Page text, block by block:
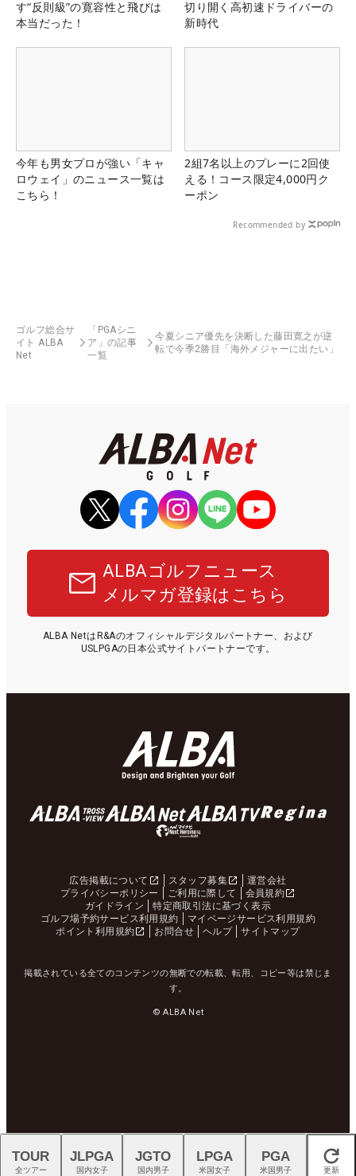
す“反則級”の寛容性と飛びは
本当だった！
切り開く高初速ドライバーの
新時代
今年も男女プロが強い「キャ
ロウェイ」のニュース一覧は
こちら！
2組7名以上のプレーに2回使
える！コース限定4,000円ク
ーポン
Recommended by
ゴルフ総合サ
イト ALBA
Net
「PGAシニ
ア」の記事
一覧
今夏シニア優先を決断した藤田寛之が逆
転で今季2勝目「海外メジャーに出たい」
ALBAゴルフニュース
メルマガ登録はこちら
ALBA NetはR&Aのオフィシャルデジタルパートナー、および
USLPGAの日本公式サイトパートナーです。
広告掲載について スタッフ募集
運営会社
プライバシーポリシー
ご利用に際して
会員規約
ガイドライン
特定商取引法に基づく表示
ゴルフ場予約サービス利用規約
マイページサービス利用規約
ポイント利用規約
お問合せ ヘルプ サイトマップ
掲載されている全てのコンテンツの無断での転載、転用、コピー等は禁じま
す。
© ALBA Net
閉じる
TOUR
全ツアー
JLPGA
国内女子
JGTO
国内男子
LPGA
米国女子
PGA
米国男子 更新